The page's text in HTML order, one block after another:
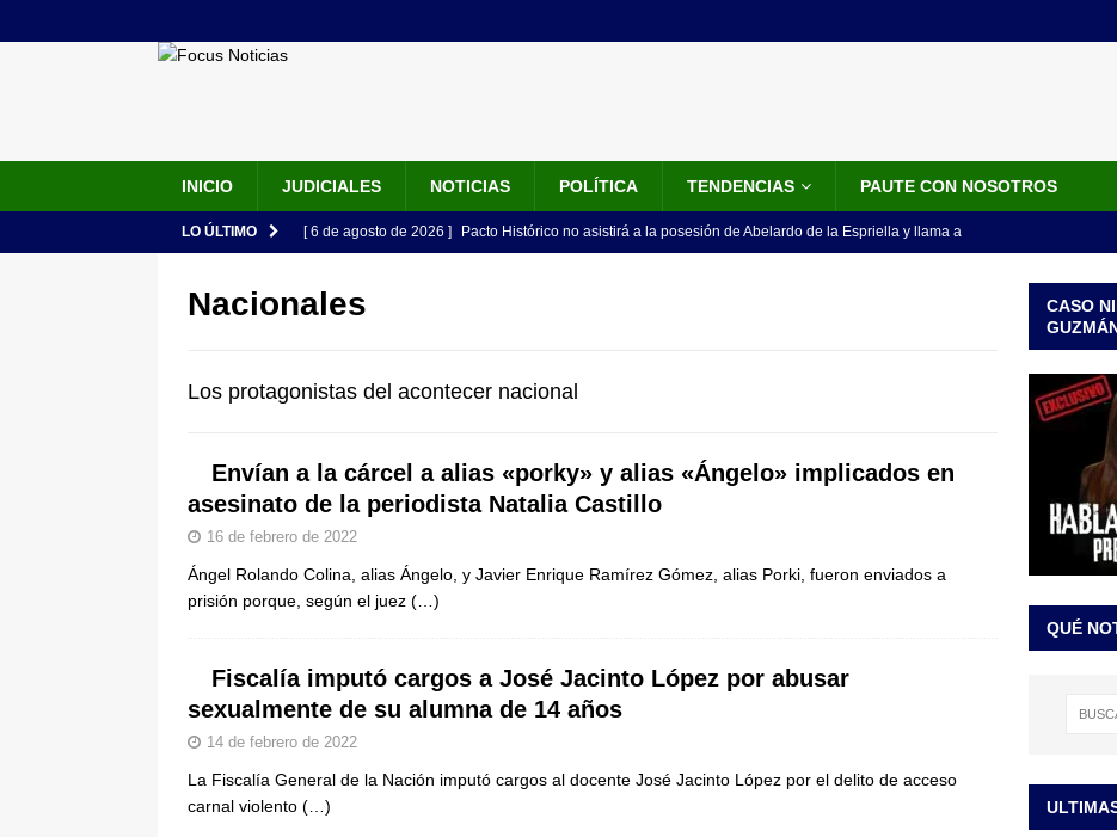
INICIO JUDICIALES NOTICIAS POLÍTICA TENDENCIAS PAUTE CON NOSOTROS
LO ÚLTIMO [ 6 de agosto de 2026 ] Pacto Histórico no asistirá a la posesión de Abelardo de la Espriella y llama a
[ 6 de agosto de 2026 ]
ÚLTIMO
pone bajo la lupa a nuevo proveedor vinculado al entramado empresarial JUDICIALES
[ 6 de agosto de 2026 ] Cali se alista para la posesión presidencial: así será la investidura de Abelardo
[ 6 de agosto de 2026 ]
Nacionales
Los protagonistas del acontecer nacional
Envían a la cárcel a alias «porky» y alias «Ángelo» implicados en
asesinato de la periodista Natalia Castillo
16 de febrero de 2022
Ángel Rolando Colina, alias Ángelo, y Javier Enrique Ramírez Gómez, alias Porki, fueron enviados a
prisión porque, según el juez (…)
Fiscalía imputó cargos a José Jacinto López por abusar
sexualmente de su alumna de 14 años
14 de febrero de 2022
La Fiscalía General de la Nación imputó cargos al docente José Jacinto López por el delito de acceso
carnal violento (…)
CASO
QUÉ